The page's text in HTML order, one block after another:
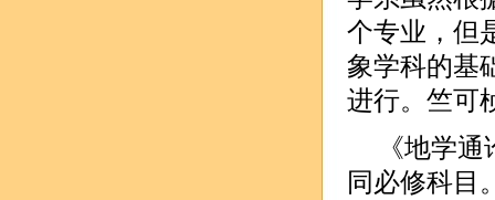
个专业，但
象学科的基
进行。竺可
《地学
同必修科目